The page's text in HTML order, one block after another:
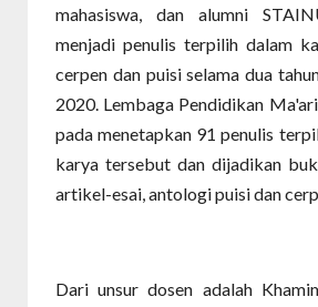
mahasiswa, dan alumni
menjadi penulis terpilih dalam
cerpen dan puisi selama dua
2020. Lembaga Pendidikan
pada menetapkan 91 penulis
karya tersebut dan dijadikan
artikel-esai, antologi puisi dan
Dari unsur dosen adalah